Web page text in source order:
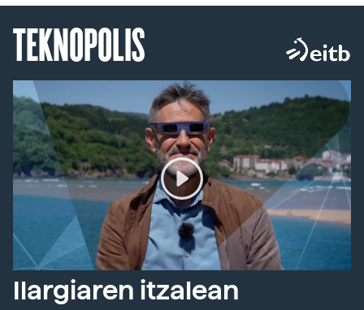
TEKNOPOLIS
Ilargiaren itzalean